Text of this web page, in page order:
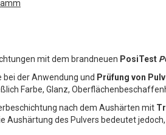
mit dem brandneuen PosiTest
bei der Anwendung und Prüfung von
Farbe, Glanz,
nach dem Aushärten mit
Aushärtung des Pulvers bedeutet